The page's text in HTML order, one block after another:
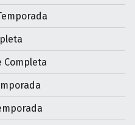
Completa